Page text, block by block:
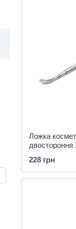
Ложка
двостороння
228 грн